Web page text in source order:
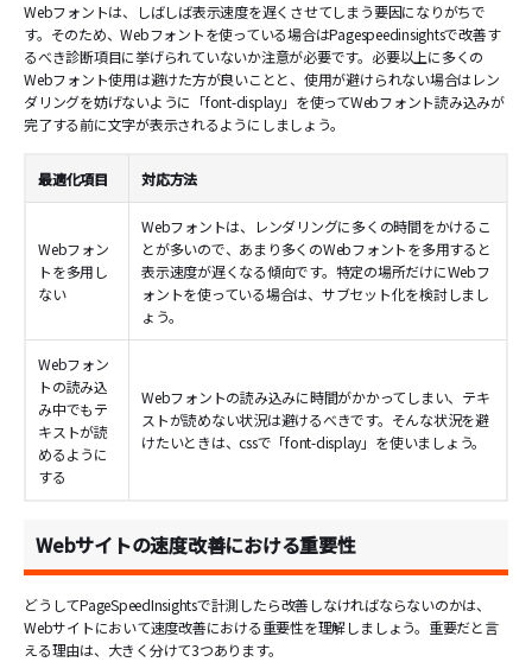
Webフォントは、しばしば表示速度を遅くさせてしまう要因になりがちで
す。そのため、Webフォントを使っている場合はPagespeedinsightsで改善す
るべき診断項目に挙げられていないか注意が必要です。必要以上に多くの
Webフォント使用は避けた方が良いことと、使用が避けられない場合はレン
ダリングを妨げないように「font-display」を使ってWebフォント読み込みが
完了する前に文字が表示されるようにしましょう。
最適化項目 対応方法
Webフォン
トを多用し
ない
Webフォントは、レンダリングに多くの時間をかけるこ
とが多いので、あまり多くのWebフォントを多用すると
表示速度が遅くなる傾向です。特定の場所だけにWebフ
ォントを使っている場合は、サブセット化を検討しまし
ょう。
Webフォン
トの読み込
み中でもテ
キストが読
めるように
する
Webフォントの読み込みに時間がかかってしまい、テキ
ストが読めない状況は避けるべきです。そんな状況を避
けたいときは、cssで「font-display」を使いましょう。
Webサイトの速度改善における重要性
どうしてPageSpeedInsightsで計測したら改善しなければならないのかは、
Webサイトにおいて速度改善における重要性を理解しましょう。重要だと言
える理由は、大きく分けて3つあります。